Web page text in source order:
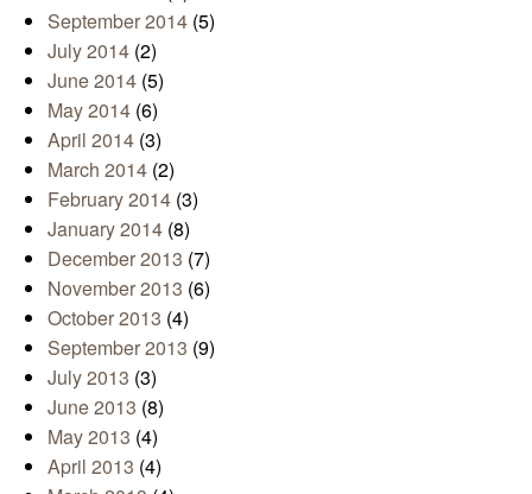
September 2014 (5)
July 2014 (2)
June 2014 (5)
May 2014 (6)
April 2014 (3)
March 2014 (2)
February 2014 (3)
January 2014 (8)
December 2013 (7)
November 2013 (6)
October 2013 (4)
September 2013 (9)
July 2013 (3)
June 2013 (8)
May 2013 (4)
April 2013 (4)